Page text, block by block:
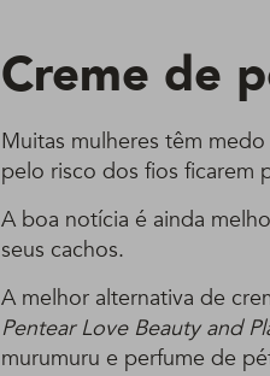
Creme de
Muitas mulheres têm
pelo risco dos fios ficarem
A boa notícia é ainda
seus cachos.
A melhor alternativa de
Pentear Love Beauty and
murumuru e perfume de